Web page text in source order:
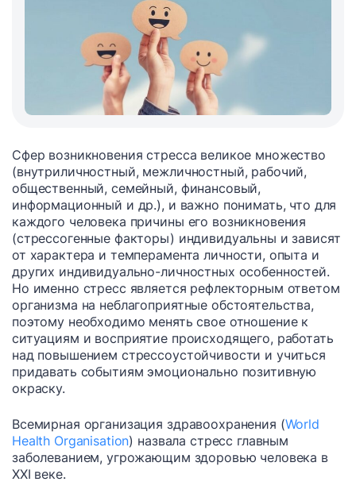
Сфер возникновения стресса великое множество
(внутриличностный, межличностный, рабочий,
общественный, семейный, финансовый,
информационный и др.), и важно понимать, что для
каждого человека причины его возникновения
(стрессогенные факторы) индивидуальны и зависят
от характера и темперамента личности, опыта и
других индивидуально-личностных особенностей.
Но именно стресс является рефлекторным ответом
организма на неблагоприятные обстоятельства,
поэтому необходимо менять свое отношение к
ситуациям и восприятие происходящего, работать
над повышением стрессоустойчивости и учиться
придавать событиям эмоционально позитивную
окраску.
Всемирная организация здравоохранения (World
Health Organisation) назвала стресс главным
заболеванием, угрожающим здоровью человека в
XXI веке.